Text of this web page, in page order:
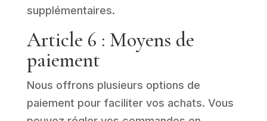
supplémentaires.
Article 6 : Moyens de
paiement
Nous offrons plusieurs options de
paiement pour faciliter vos achats. Vous